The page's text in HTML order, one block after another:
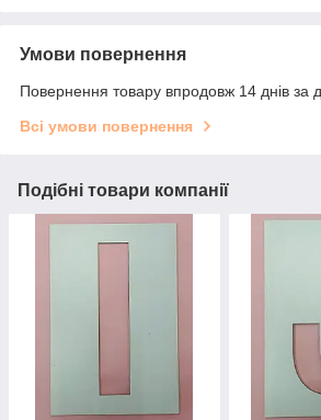
Умови повернення
Повернення товару впродовж 14 днів за
Всі умови повернення
Подібні товари компанії